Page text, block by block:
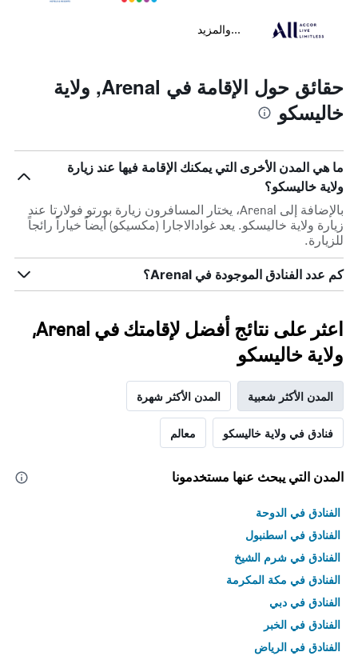
...والمزيد
حقائق حول الإقامة في Arenal, ولاية
خاليسكو
ما هي المدن الأخرى التي يمكنك الإقامة فيها عند زيارة
ولاية خاليسكو؟
بالإضافة إلى Arenal، يختار المسافرون زيارة بورتو فولارتا عند
زيارة ولاية خاليسكو. يعد غوادالاجارا (مكسيكو) أيضاً خياراً رائجاً
للزيارة.
كم عدد الفنادق الموجودة في Arenal؟
اعثر على نتائج أفضل لإقامتك في Arenal,
ولاية خاليسكو
المدن الأكثر شعبية المدن الأكثر شهرة
فنادق في ولاية خاليسكو معالم
المدن التي يبحث عنها مستخدمونا
الفنادق في الدوحة
الفنادق في اسطنبول
الفنادق في شرم الشيخ
الفنادق في مكة المكرمة
الفنادق في دبي
الفنادق في الخبر
الفنادق في الرياض